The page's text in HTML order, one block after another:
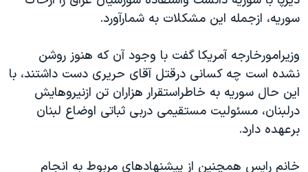
آرشیو پخش زنده
مجموعه مستندهای دادخواهی
تریبونال مردمی آبان ۹۸
دادگاه حمید نوری
چهل سال گروگان‌گیری
قانون شفافیت دارائی کادر رهبری ایران
سوريه، ازجمله اين مشکلات به شمارآورد.
وزيرامورخارجه آمريکا گفت با وجود آن که هنوز روشن
نشده است چه کسانی درقتل آقای حريری دست داشتند، با
اين حال سوريه به خاطراستقرار هزاران تن ازنيروهايش
درلبنان، مسئوليت مستقيمی دربی ثباتی اوضاع لبنان
برعهده دارد.
خانم رايس همچنين از پيشنهادهای مربوط به انجام